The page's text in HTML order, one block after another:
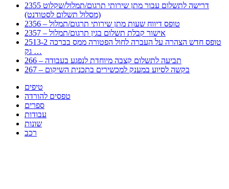
2355 דרישה לתשלום עבור מתן שירותי תרגום/תמלול/שקלוט
(מסלול תשלום לסטודנט)
2356 – טופס דיווח שעות מתן שירותי תרגום/תמלול
2357 – אישור קבלת תשלום בגין תרגום/תמלול
2513-2 טופס חדש הצהרה על העברה לחול הפטורה ממס בברכה
גק …
266 – תביעה לתשלום קצבה מיוחדת לנפגע בעבודה
267 – בקשה לסיוע במענק למכשירים בתכנית השיקום
טיפים
טפסים להורדה
ספרים
עבודות
שונות
רכב